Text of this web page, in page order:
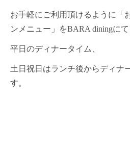
お手軽にご利用頂けるように「
ンメニュー」をBARA diningに
平日のディナータイム、
土日祝日はランチ後からディナ
す。